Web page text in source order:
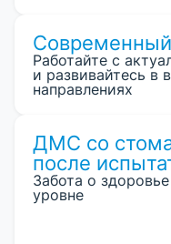
Современный
Работайте с
и развивайтесь в
направлениях
ДМС со
после
Забота о
уровне